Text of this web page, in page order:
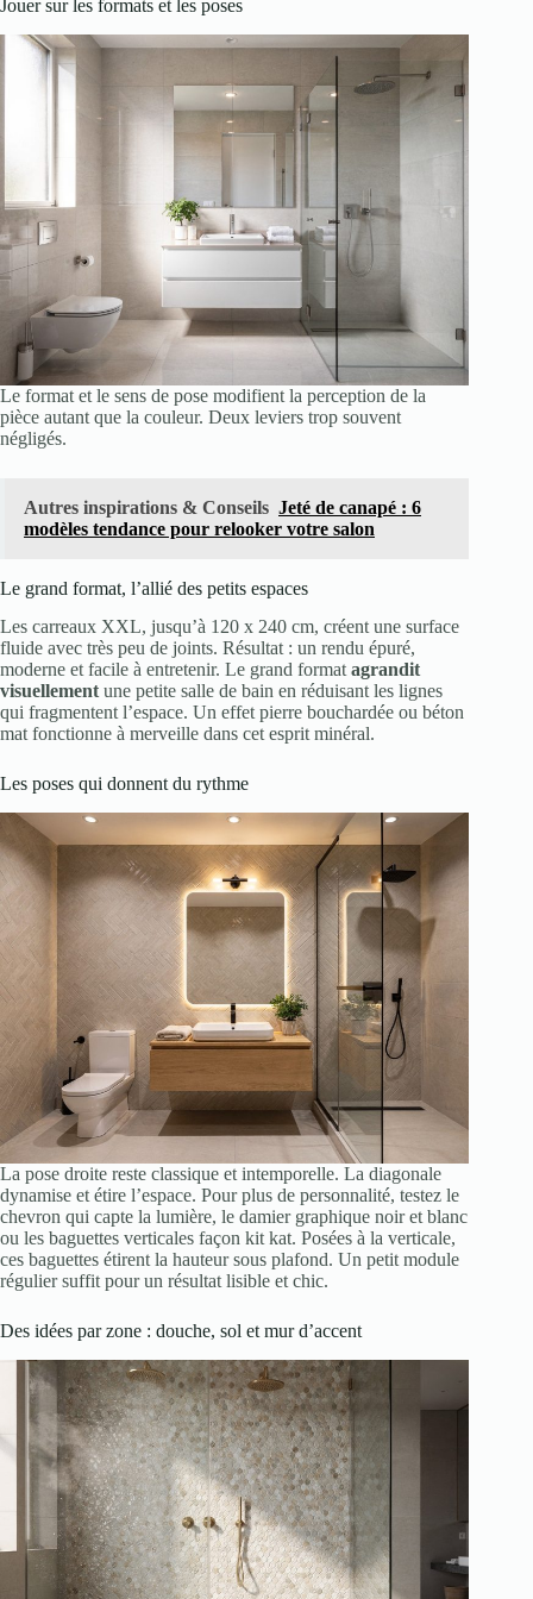
Jouer sur les formats et les poses
Le format et le sens de pose modifient la perception de la
pièce autant que la couleur. Deux leviers trop souvent
négligés.
Autres inspirations & Conseils Jeté de canapé : 6
modèles tendance pour relooker votre salon
Le grand format, l’allié des petits espaces
Les carreaux XXL, jusqu’à 120 x 240 cm, créent une surface
fluide avec très peu de joints. Résultat : un rendu épuré,
moderne et facile à entretenir. Le grand format agrandit
visuellement une petite salle de bain en réduisant les lignes
qui fragmentent l’espace. Un effet pierre bouchardée ou béton
mat fonctionne à merveille dans cet esprit minéral.
Les poses qui donnent du rythme
La pose droite reste classique et intemporelle. La diagonale
dynamise et étire l’espace. Pour plus de personnalité, testez le
chevron qui capte la lumière, le damier graphique noir et blanc
ou les baguettes verticales façon kit kat. Posées à la verticale,
ces baguettes étirent la hauteur sous plafond. Un petit module
régulier suffit pour un résultat lisible et chic.
Des idées par zone : douche, sol et mur d’accent